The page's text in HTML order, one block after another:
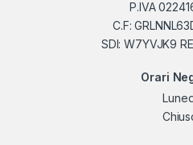
P.IVA
C.F:
SDI: W7YVJK9
Orari